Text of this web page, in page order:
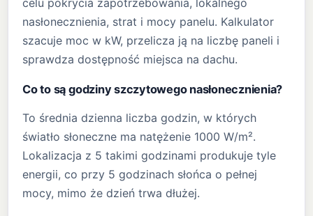
nasłonecznienia, strat i mocy panelu. Kalkulator
szacuje moc w kW, przelicza ją na liczbę paneli i
sprawdza dostępność miejsca na dachu.
Co to są godziny szczytowego nasłonecznienia?
To średnia dzienna liczba godzin, w których
światło słoneczne ma natężenie 1000 W/m².
Lokalizacja z 5 takimi godzinami produkuje tyle
energii, co przy 5 godzinach słońca o pełnej
mocy, mimo że dzień trwa dłużej.